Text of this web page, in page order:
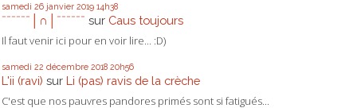
samedi 26 janvier 2019 14h38
ˉˉˉˉˉˉ│∩│ˉˉˉˉˉˉ sur Caus toujours
Il faut venir ici pour en voir lire... :D)
samedi 22 décembre 2018 20h56
L'ii (ravi) sur Li (pas) ravis de la crèche
C'est que nos pauvres pandores primés sont si fatigués...